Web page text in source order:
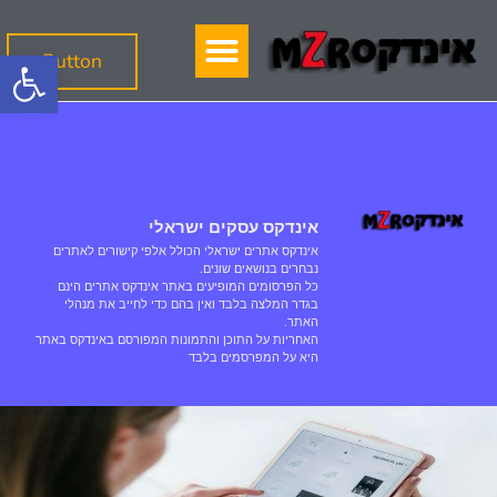
Button
אינדקס עסקים ישראלי
אינדקס אתרים ישראלי הכולל אלפי קישורים לאתרים
נבחרים בנושאים שונים.
כל הפרסומים המופיעים באתר אינדקס אתרים הינם
בגדר המלצה בלבד ואין בהם כדי לחייב את מנהלי
האתר.
האחריות על התוכן והתמונות המפורסם באינדקס באתר
היא על המפרסמים בלבד